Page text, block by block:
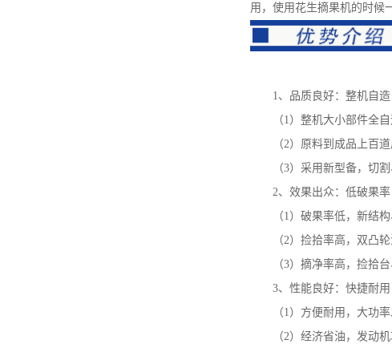
用，使用花生摘果机的时候
1、品质良好：整机自造
（1）整机大小部件全自
（2）原料到成品上百道
（3）采用新型备，切割
2、效果出众：低破果率
（1）破果率低，新结构
（2）捡拾率高，双凸轮
（3）摘净率高，捡拾台
3、性能良好：快捷耐用
（1）方便耐用，大功率
（2）经济省油，发动机